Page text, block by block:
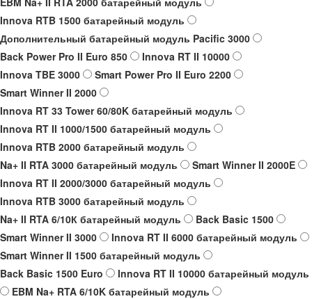
Innova RTB 1500 батарейный модуль
Дополнительный батарейный модуль Pacific 3000
Back Power Pro II Euro 850
Innova RT II 10000
Innova TBE 3000
Smart Power Pro II Euro 2200
Smart Winner II 2000
Innova RT 33 Tower 60/80K батарейный модуль
Innova RT II 1000/1500 батарейный модуль
Innova RTB 2000 батарейный модуль
Na+ II RTA 3000 батарейный модуль
Smart Winner II 2000E
Innova RT II 2000/3000 батарейный модуль
Innova RTB 3000 батарейный модуль
Na+ II RTA 6/10К батарейный модуль
Back Basic 1500
Smart Winner II 3000
Innova RT II 6000 батарейный модуль
Smart Winner II 1500 батарейный модуль
Back Basic 1500 Euro
Innova RT II 10000 батарейный модуль
EBM Na+ RTA 6/10K батарейный модуль